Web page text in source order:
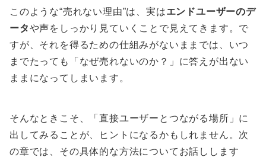
このような“売れない理由”は、実はエンドユーザーのデ
ータや声をしっかり見ていくことで見えてきます。で
すが、それを得るための仕組みがないままでは、いつ
までたっても「なぜ売れないのか？」に答えが出ない
ままになってしまいます。
そんなときこそ、「直接ユーザーとつながる場所」に
出してみることが、ヒントになるかもしれません。次
の章では、その具体的な方法についてお話しします